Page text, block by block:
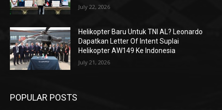
July 22, 2026
Helikopter Baru Untuk TNI AL? Leonardo
Dapatkan Letter Of Intent Suplai
Helikopter AW149 Ke Indonesia
July 21, 2026
POPULAR POSTS